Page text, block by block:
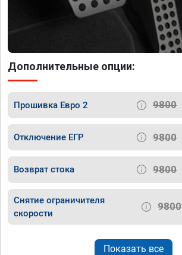
Дополнительные опции:
Прошивка Евро 2 9800
Отключение ЕГР 9800
Возврат стока 9800
Снятие ограничителя
скорости
9800
Показать все